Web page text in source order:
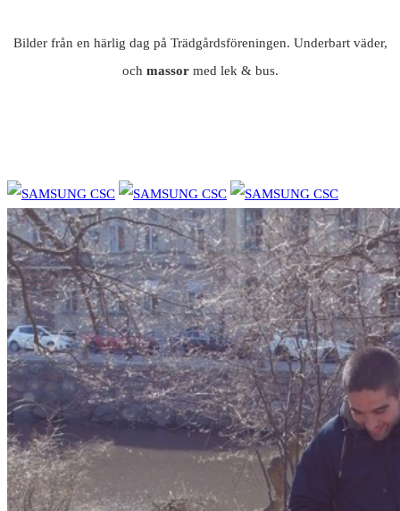
Bilder från en härlig dag på Trädgårdsföreningen. Underbart väder,
och massor med lek & bus.